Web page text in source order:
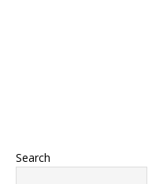
Search